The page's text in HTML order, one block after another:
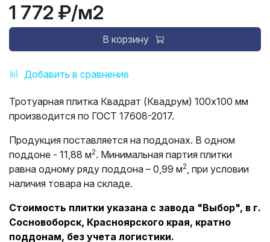
Добавить в сравнение
1 772 ₽/м2
В корзину
Тротуарная плитка Квадрат (Квадрум) 100х100 мм
производится по ГОСТ 17608-2017.
Продукция поставляется на поддонах. В одном
поддоне - 11,88 м2. Минимальная партия плитки
равна одному ряду поддона – 0,99 м2 , при условии
наличия товара на складе.
Стоимость плитки указана с завода "Выбор", в г.
Сосновоборск, Красноярского края, кратно
поддонам, без учета логистики.